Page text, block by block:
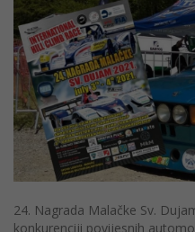
24. Nagrada Malačke Sv.
konkurenciji povijesnih